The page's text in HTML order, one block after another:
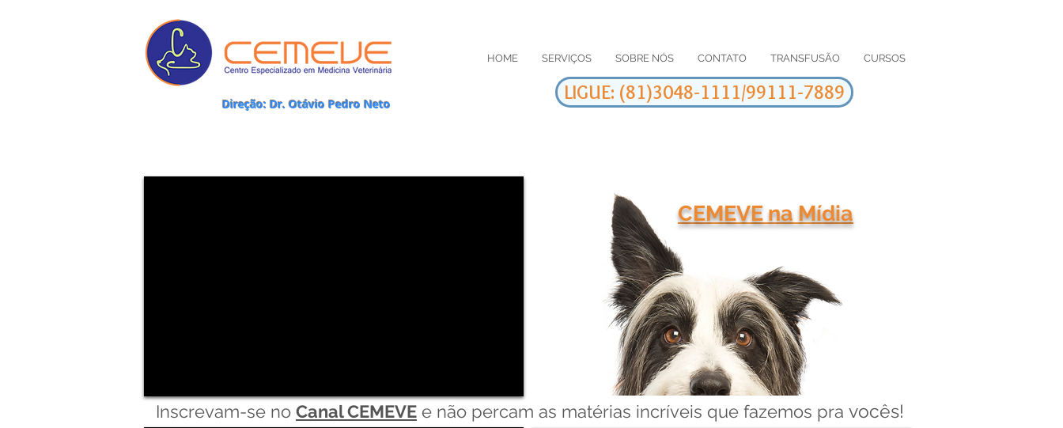
Direção: Dr. Otávio Pedro Neto
HOME SERVIÇOS SOBRE NÓS CONTATO TRANSFUSÃO CURSOS
LIGUE: (81)3048-1111/99111-7889
CEMEVE na Mídia
Inscrevam-se no Canal CEMEVE e não percam as matérias incríveis que fazemos pra vocês!